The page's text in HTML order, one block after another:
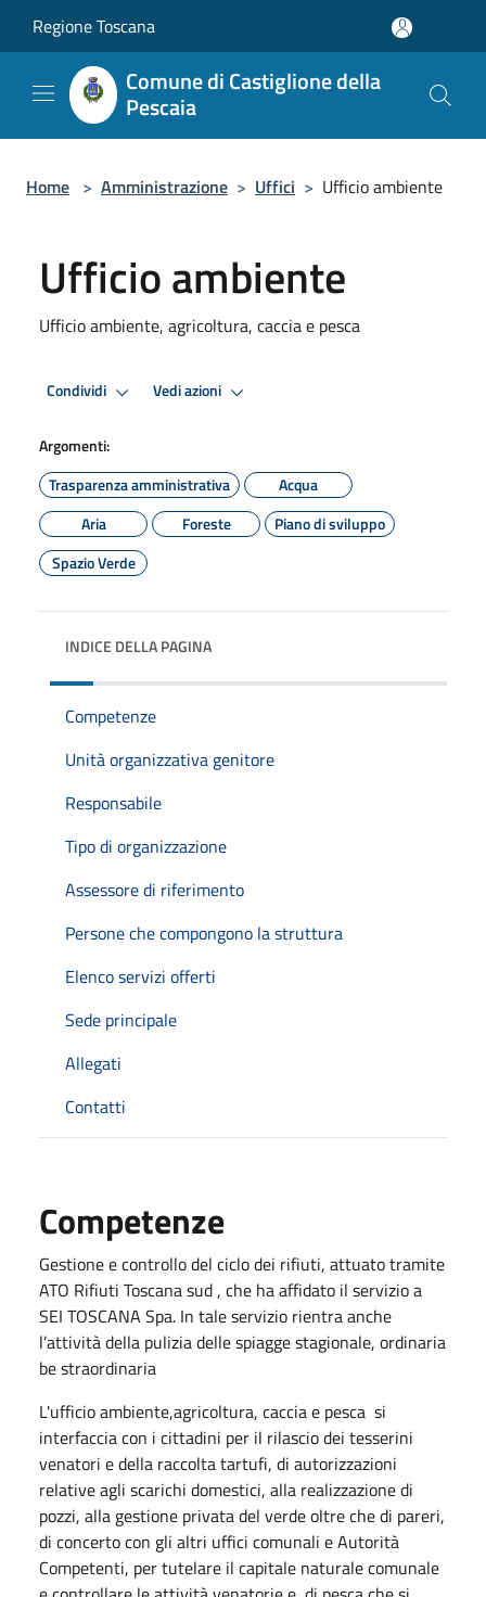
Regione Toscana
Comune di Castiglione della
Pescaia
Home > Amministrazione > Uffici > Ufficio ambiente
Ufficio ambiente
Ufficio ambiente, agricoltura, caccia e pesca
Condividi Vedi azioni
Argomenti:
Trasparenza amministrativa
Acqua
Aria
Foreste
Piano di sviluppo
Spazio Verde
INDICE DELLA PAGINA
Competenze
Unità organizzativa genitore
Responsabile
Tipo di organizzazione
Assessore di riferimento
Persone che compongono la struttura
Elenco servizi offerti
Sede principale
Allegati
Contatti
Competenze
Gestione e controllo del ciclo dei rifiuti, attuato tramite
ATO Rifiuti Toscana sud , che ha affidato il servizio a
SEI TOSCANA Spa. In tale servizio rientra anche
l’attività della pulizia delle spiagge stagionale, ordinaria
be straordinaria
L'ufficio ambiente,agricoltura, caccia e pesca si
interfaccia con i cittadini per il rilascio dei tesserini
venatori e della raccolta tartufi, di autorizzazioni
relative agli scarichi domestici, alla realizzazione di
pozzi, alla gestione privata del verde oltre che di pareri,
di concerto con gli altri uffici comunali e Autorità
Competenti, per tutelare il capitale naturale comunale